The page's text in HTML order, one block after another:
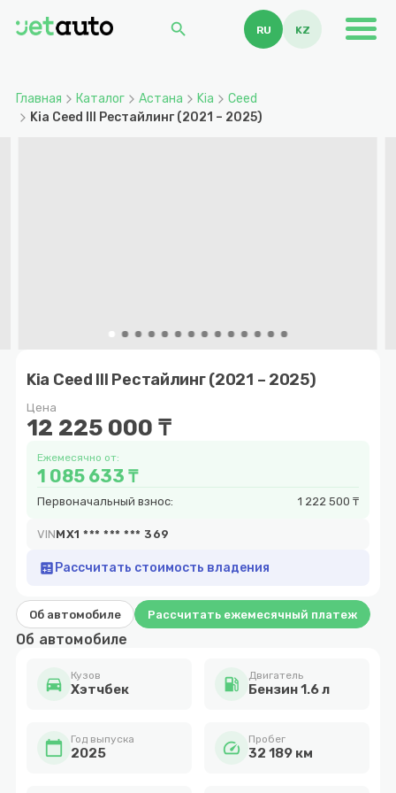
search RU KZ
Главная Каталог Астана Kia
Ceed
Kia Ceed III Рестайлинг (2021 – 2025)
Kia Ceed III Рестайлинг (2021 – 2025)
Цена
12 225 000 ₸
Ежемесячно от:
1 085 633 ₸
Первоначальный взнос: 1 222 500 ₸
VINMX1 *** *** *** 369
calculate Рассчитать стоимость владения
Об автомобиле Рассчитать ежемесячный платеж
Об автомобиле
directions_car Кузов
Хэтчбек local_gas_station Двигатель
Бензин 1.6 л
calendar_today Год выпуска
2025 speed Пробег
32 189 км